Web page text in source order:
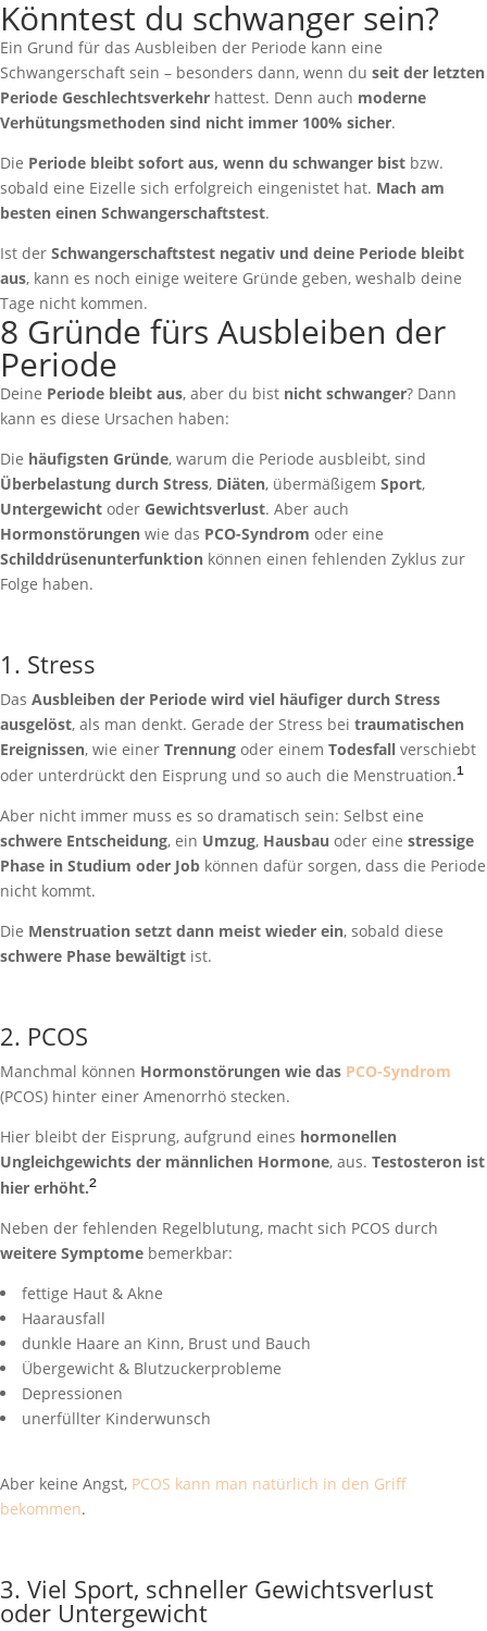
Könntest du schwanger sein?
Ein Grund für das Ausbleiben der Periode kann eine
Schwangerschaft sein – besonders dann, wenn du seit der letzten
Periode Geschlechtsverkehr hattest. Denn auch moderne
Verhütungsmethoden sind nicht immer 100% sicher.
Die Periode bleibt sofort aus, wenn du schwanger bist bzw.
sobald eine Eizelle sich erfolgreich eingenistet hat. Mach am
besten einen Schwangerschaftstest.
Ist der Schwangerschaftstest negativ und deine Periode bleibt
aus, kann es noch einige weitere Gründe geben, weshalb deine
Tage nicht kommen.
8 Gründe fürs Ausbleiben der
Periode
Deine Periode bleibt aus, aber du bist nicht schwanger? Dann
kann es diese Ursachen haben:
Die häufigsten Gründe, warum die Periode ausbleibt, sind
Überbelastung durch Stress, Diäten, übermäßigem Sport,
Untergewicht oder Gewichtsverlust. Aber auch
Hormonstörungen wie das PCO-Syndrom oder eine
Schilddrüsenunterfunktion können einen fehlenden Zyklus zur
Folge haben.
1. Stress
Das Ausbleiben der Periode wird viel häufiger durch Stress
ausgelöst, als man denkt. Gerade der Stress bei traumatischen
Ereignissen, wie einer Trennung oder einem Todesfall verschiebt
oder unterdrückt den Eisprung und so auch die Menstruation.¹
Aber nicht immer muss es so dramatisch sein: Selbst eine
schwere Entscheidung, ein Umzug, Hausbau oder eine stressige
Phase in Studium oder Job können dafür sorgen, dass die Periode
nicht kommt.
Die Menstruation setzt dann meist wieder ein, sobald diese
schwere Phase bewältigt ist.
2. PCOS
Manchmal können Hormonstörungen wie das PCO-Syndrom
(PCOS) hinter einer Amenorrhö stecken.
Hier bleibt der Eisprung, aufgrund eines hormonellen
Ungleichgewichts der männlichen Hormone, aus. Testosteron ist
hier erhöht.²
Neben der fehlenden Regelblutung, macht sich PCOS durch
weitere Symptome bemerkbar:
fettige Haut & Akne
Haarausfall
dunkle Haare an Kinn, Brust und Bauch
Übergewicht & Blutzuckerprobleme
Depressionen
unerfüllter Kinderwunsch
Aber keine Angst, PCOS kann man natürlich in den Griff
bekommen.
3. Viel Sport, schneller Gewichtsverlust
oder Untergewicht